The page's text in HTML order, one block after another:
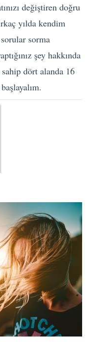
değiştiren doğru
yılda kendim
sorma
şey hakkında
dört alanda 16